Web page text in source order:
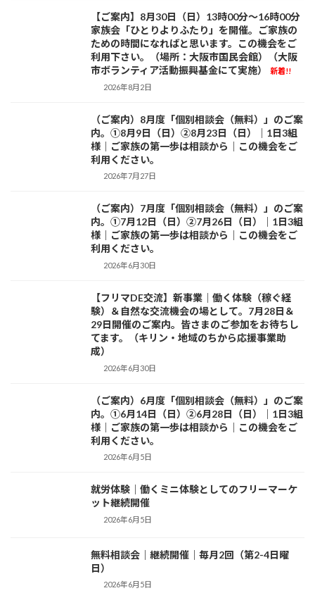
【ご案内】8月30日（日）13時00分～16時00分
家族会「ひとりよりふたり」を開催。ご家族の
ための時間になればと思います。この機会をご
利用下さい。（場所：大阪市国民会館）（大阪
市ボランティア活動振興基金にて実施）
新着!!
2026年8月2日
（ご案内）8月度「個別相談会（無料）」のご案
内。①8月9日（日）②8月23日（日）｜1日3組
様｜ご家族の第一歩は相談から｜この機会をご
利用ください。
2026年7月27日
（ご案内）7月度「個別相談会（無料）」のご案
内。①7月12日（日）②7月26日（日）｜1日3組
様｜ご家族の第一歩は相談から｜この機会をご
利用ください。
2026年6月30日
【フリマDE交流】新事業｜働く体験（稼ぐ経
験）＆自然な交流機会の場として。7月28日＆
29日開催のご案内。皆さまのご参加をお待ちし
てます。（キリン・地域のちから応援事業助
成）
2026年6月30日
（ご案内）6月度「個別相談会（無料）」のご案
内。①6月14日（日）②6月28日（日）｜1日3組
様｜ご家族の第一歩は相談から｜この機会をご
利用ください。
2026年6月5日
就労体験｜働くミニ体験としてのフリーマーケ
ット継続開催
2026年6月5日
無料相談会｜継続開催｜毎月2回（第2-4日曜
日）
2026年6月5日